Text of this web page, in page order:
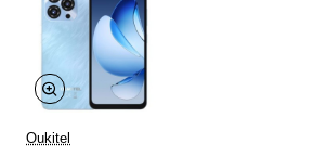
Oukitel